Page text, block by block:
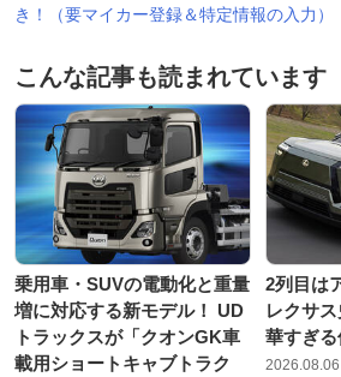
き！（要マイカー登録＆特定情報の入力）
こんな記事も読まれています
乗用車・SUVの電動化と重量
増に対応する新モデル！ UD
トラックスが「クオンGK車
載用ショートキャブトラク
2列目は
レクサ
華すぎる
2026.08.06